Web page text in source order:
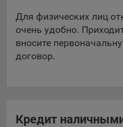
Для физических лиц
очень удобно.
вносите
договор.
Кредит